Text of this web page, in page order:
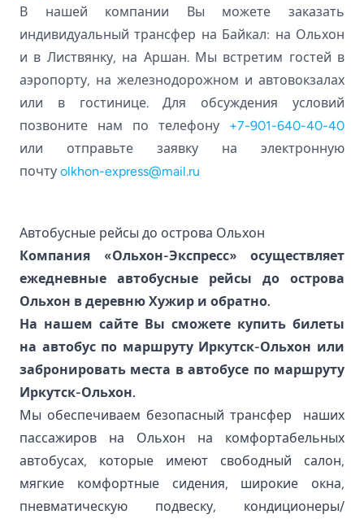
В нашей компании Вы можете заказать
индивидуальный трансфер на Байкал: на Ольхон
и в Листвянку, на Аршан. Мы встретим гостей в
аэропорту, на железнодорожном и автовокзалах
или в гостинице. Для обсуждения условий
позвоните нам по телефону +7-901-640-40-40
или отправьте заявку на электронную
почту olkhon-express@mail.ru
Автобусные рейсы до острова Ольхон
Компания «Ольхон-Экспресс» осуществляет
ежедневные автобусные рейсы до острова
Ольхон в деревню Хужир и обратно.
На нашем сайте Вы сможете купить билеты
на автобус по маршруту Иркутск-Ольхон или
забронировать места в автобусе по маршруту
Иркутск-Ольхон.
Мы обеспечиваем безопасный трансфер наших
пассажиров на Ольхон на комфортабельных
автобусах, которые имеют свободный салон,
мягкие комфортные сидения, широкие окна,
пневматическую подвеску, кондиционеры/